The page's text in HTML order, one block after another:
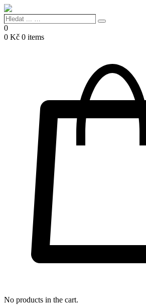
Hledat
...
…
Search
0
0 Kč 0 items
No products in the cart.